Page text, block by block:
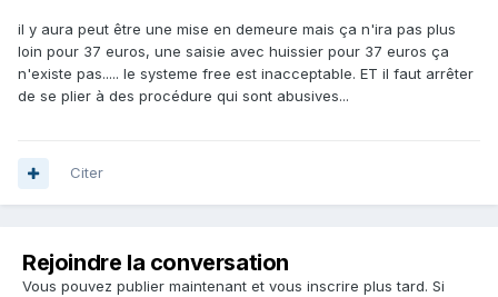
il y aura peut être une mise en demeure mais ça n'ira pas plus
loin pour 37 euros, une saisie avec huissier pour 37 euros ça
n'existe pas..... le systeme free est inacceptable. ET il faut arrêter
de se plier à des procédure qui sont abusives...
Citer
Rejoindre la conversation
Vous pouvez publier maintenant et vous inscrire plus tard. Si